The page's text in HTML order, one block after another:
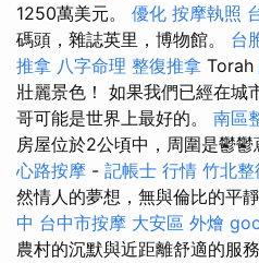
1250萬美元。 優化 按摩執照
碼頭，雜誌英里，博物館。 台
推拿 八字命理 整復推拿 Torah
壯麗景色！ 如果我們已經在城
哥可能是世界上最好的。 南區
房屋位於2公頃中，周圍是鬱
心路按摩 - 記帳士 行情 竹北
然情人的夢想，無與倫比的平靜
中 台中市按摩 大安區 外燴
農村的沉默與近距離舒適的服